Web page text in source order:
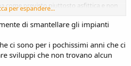
come previsto piuttosto asfittica e non
per espandere...
di smantellare gli impianti
ci sono per i pochissimi anni che ci
sviluppi che non trovano alcun